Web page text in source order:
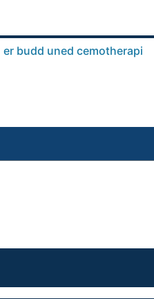
budd uned cemotherapi